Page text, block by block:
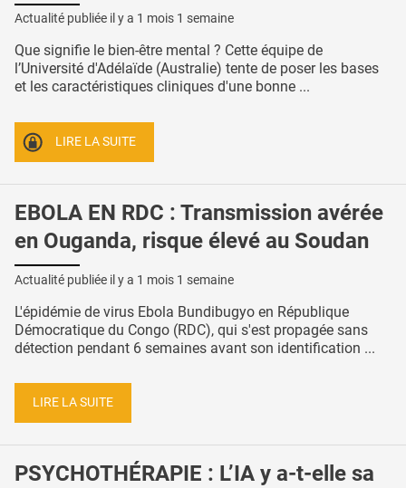
Actualité publiée il y a 1 mois 1 semaine
Que signifie le bien-être mental ? Cette équipe de
l’Université d'Adélaïde (Australie) tente de poser les bases
et les caractéristiques cliniques d'une bonne ...
LIRE LA SUITE
EBOLA EN RDC : Transmission avérée
en Ouganda, risque élevé au Soudan
Actualité publiée il y a 1 mois 1 semaine
L'épidémie de virus Ebola Bundibugyo en République
Démocratique du Congo (RDC), qui s'est propagée sans
détection pendant 6 semaines avant son identification ...
LIRE LA SUITE
PSYCHOTHÉRAPIE : L’IA y a-t-elle sa